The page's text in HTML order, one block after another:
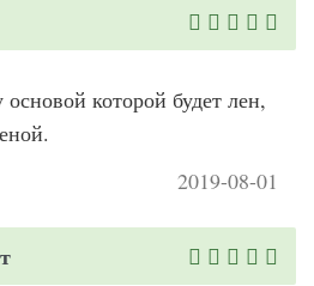
которой будет лен,
2019-08-01